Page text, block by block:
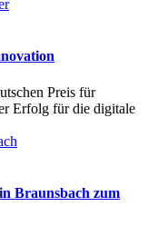
Preis für
Erfolg für die digitale
Braunsbach zum